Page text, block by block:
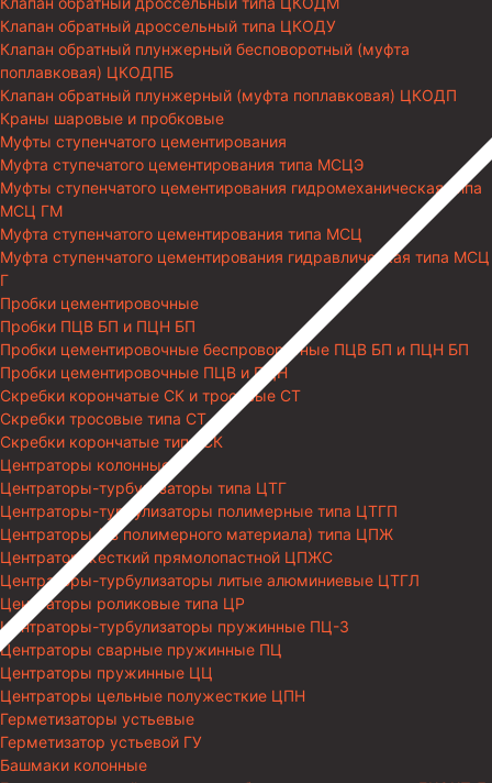
Клапан обратный дроссельный типа ЦКОДУ
Клапан обратный плунжерный бесповоротный (муфта
поплавковая) ЦКОДПБ
Клапан обратный плунжерный (муфта поплавковая) ЦКОДП
Краны шаровые и пробковые
Муфты ступенчатого цементирования
Муфта ступечатого цементирования типа МСЦЭ
Муфты ступенчатого цементирования гидромеханическая типа
МСЦ ГМ
Муфта ступенчатого цементирования типа МСЦ
Муфта ступенчатого цементирования гидравлическая типа МСЦ
Г
Пробки цементировочные
Пробки ПЦВ БП и ПЦН БП
Пробки цементировочные беспроворотные ПЦВ БП и ПЦН БП
Пробки цементировочные ПЦВ и ПЦН
Скребки корончатые СК и тросовые СТ
Скребки тросовые типа СТ
Скребки корончатые типа СК
Центраторы колонные
Центраторы-турбулизаторы типа ЦТГ
Центраторы-турбулизаторы полимерные типа ЦТГП
Центраторы (из полимерного материала) типа ЦПЖ
Центратор жесткий прямолопастной ЦПЖС
Центраторы-турбулизаторы литые алюминиевые ЦТГЛ
Центраторы роликовые типа ЦР
Центраторы-турбулизаторы пружинные ПЦ-3
Центраторы сварные пружинные ПЦ
Центраторы пружинные ЦЦ
Центраторы цельные полужесткие ЦПН
Герметизаторы устьевые
Герметизатор устьевой ГУ
Башмаки колонные